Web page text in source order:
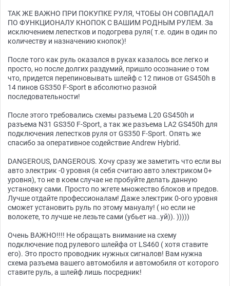
ТАК ЖЕ ВАЖНО ПРИ ПОКУПКЕ РУЛЯ, ЧТОБЫ ОН СОВПАДАЛ
ПО ФУНКЦИОНАЛУ КНОПОК С ВАШИМ РОДНЫМ РУЛЕМ. За
исключением лепестков и подогрева руля( т.е. один в один по
количеству и назначению кнопок)!
После того как руль оказался в руках казалось все легко и
просто, но после долгих раздумий, пришло осознание о том
что, придется перепиновывать шлейф с 12 пинов от GS450h в
14 пинов GS350 F-Sport в абсолютно разной
последовательности!
После этого требовались схемы разъема L20 GS450h и
разъема N31 GS350 F-Sport, а так же разъема LA2 GS450h для
подключения лепестков руля от GS350 F-Sport. Опять же
спасибо за оперативное содействие Andrew Hybrid.
DANGEROUS, DANGEROUS. Хочу сразу же заметить что если вы
авто электрик -0 уровня (я себя считаю авто электриком 0+
уровня), то не в коем случае не пробуйте делать данную
установку сами. Просто по жгете множество блоков и предов.
Лучше отдайте профессионалам! Даже электрик 0-ого уровня
сможет установить руль по этому мануалу! ( но если не
волокете, то лучше не лезьте сами (убьет на..уй)). )))))
Очень ВАЖНО!!!! Не обращать внимание на схему
подключение под рулевого шлейфа от LS460 ( хотя ставите
его). Это просто проводник нужных сигналов! Вам нужна
схема разъема вашего автомобиля и автомобиля от которого
ставите руль, а шлейф лишь посредник!